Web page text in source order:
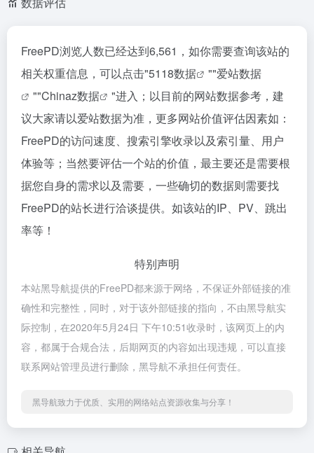
FreePD浏览人数已经达到6,561，如你需要查询该站的
相关权重信息，可以点击"5118数据 ""爱站数据
""Chinaz数据
"进入；以目前的网站数据参考，建
议大家请以爱站数据为准，更多网站价值评估因素如：
FreePD的访问速度、搜索引擎收录以及索引量、用户
体验等；当然要评估一个站的价值，最主要还是需要根
据您自身的需求以及需要，一些确切的数据则需要找
FreePD的站长进行洽谈提供。如该站的IP、PV、跳出
率等！
特别声明
本站黑导航提供的FreePD都来源于网络，不保证外部链接的准
确性和完整性，同时，对于该外部链接的指向，不由黑导航实
际控制，在2020年5月24日 下午10:51收录时，该网页上的内
容，都属于合规合法，后期网页的内容如出现违规，可以直接
联系网站管理员进行删除，黑导航不承担任何责任。
黑导航致力于优质、实用的网络站点资源收集与分享！